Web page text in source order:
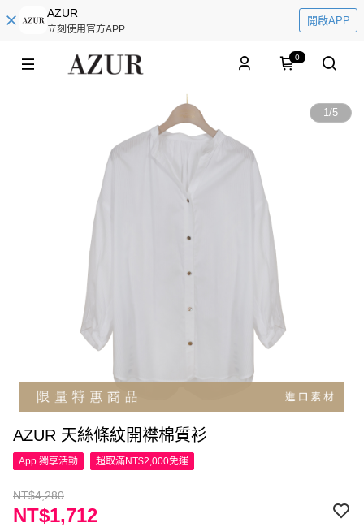
AZUR
立刻使用官方APP
開啟APP
0
1/5
AZUR 天絲條紋開襟棉質衫
App 獨享活動 超取滿NT$2,000免運
NT$4,280
NT$1,712